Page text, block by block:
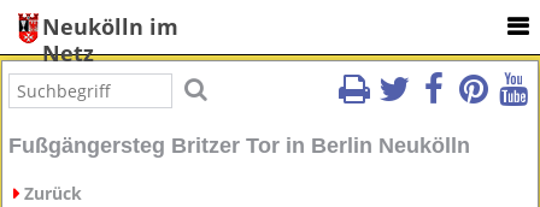
Neukölln im
Netz
Fußgängersteg Britzer Tor in Berlin Neukölln
Zurück